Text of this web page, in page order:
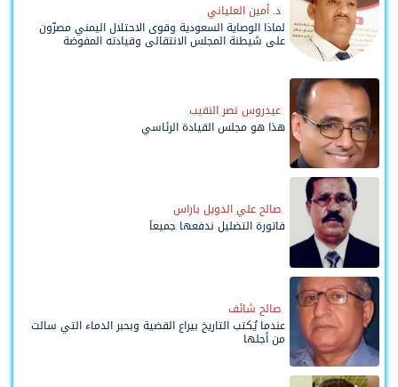
د. أمين العلياني
لماذا الوصاية السعودية وقوى الاحتلال اليمني مصرّون
على شيطنة المجلس الانتقالي وقيادته المفوضة
عيدروس نصر النقيب
هذا هو مجلس القيادة الرئاسي
صالح علي الدويل باراس
فاتورة التضليل ندفعها جميعاً
صالح شائف
عندما يُكتب التاريخ بيراع القضية وبحبر الدماء التي سالت
من أجلها